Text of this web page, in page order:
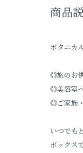
商品
ボタニカ
◎旅のお
◎美容室
◎ご家族
いつでも
ボックス